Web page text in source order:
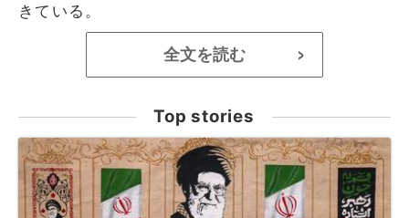
きている。
全文を読む >
Top stories